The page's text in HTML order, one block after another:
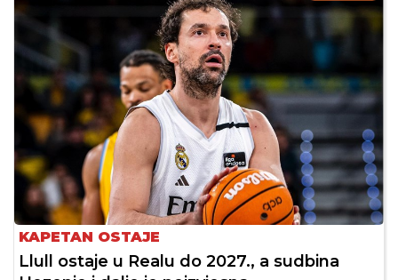
KAPETAN OSTAJE
Llull ostaje u Realu do 2027., a sudbina